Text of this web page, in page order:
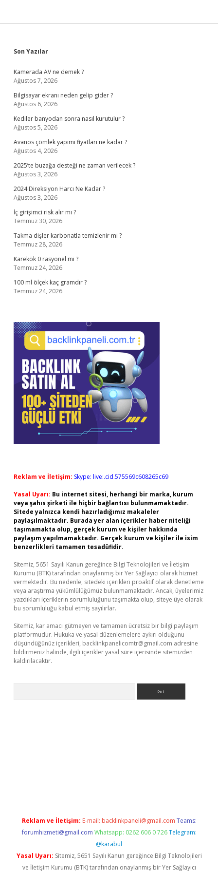
Sidebar
Son Yazılar
Kamerada AV ne demek ?
Ağustos 7, 2026
Bilgisayar ekranı neden gelip gider ?
Ağustos 6, 2026
Kediler banyodan sonra nasıl kurutulur ?
Ağustos 5, 2026
Avanos çömlek yapımı fiyatları ne kadar ?
Ağustos 4, 2026
2025’te buzağa desteği ne zaman verilecek ?
Ağustos 3, 2026
2024 Direksiyon Harcı Ne Kadar ?
Ağustos 3, 2026
İç girişimci risk alır mı ?
Temmuz 30, 2026
Takma dişler karbonatla temizlenir mi ?
Temmuz 28, 2026
Karekök 0 rasyonel mi ?
Temmuz 24, 2026
100 ml ölçek kaç gramdır ?
Temmuz 24, 2026
Reklam ve İletişim: Skype: live:.cid.575569c608265c69
Yasal Uyarı: Bu internet sitesi, herhangi bir marka, kurum
veya şahıs şirketi ile hiçbir bağlantısı bulunmamaktadır.
Sitede yalnızca kendi hazırladığımız makaleler
paylaşılmaktadır. Burada yer alan içerikler haber niteliği
taşımamakta olup, gerçek kurum ve kişiler hakkında
paylaşım yapılmamaktadır. Gerçek kurum ve kişiler ile isim
benzerlikleri tamamen tesadüfidir.
Sitemiz, 5651 Sayılı Kanun gereğince Bilgi Teknolojileri ve İletişim
Kurumu (BTK) tarafından onaylanmış bir Yer Sağlayıcı olarak hizmet
vermektedir. Bu nedenle, sitedeki içerikleri proaktif olarak denetleme
veya araştırma yükümlülüğümüz bulunmamaktadır. Ancak, üyelerimiz
yazdıkları içeriklerin sorumluluğunu taşımakta olup, siteye üye olarak
bu sorumluluğu kabul etmiş sayılırlar.
Sitemiz, kar amacı gütmeyen ve tamamen ücretsiz bir bilgi paylaşım
platformudur. Hukuka ve yasal düzenlemelere aykırı olduğunu
düşündüğünüz içerikleri, backlinkpanelicomtr@gmail.com adresine
bildirmeniz halinde, ilgili içerikler yasal süre içerisinde sitemizden
kaldırılacaktır.
Reklam ve İletişim: E-mail: backlinkpaneli@gmail.com Teams:
forumhizmeti@gmail.com Whatsapp: 0262 606 0 726 Telegram:
@karabul
Yasal Uyarı: Sitemiz, 5651 Sayılı Kanun gereğince Bilgi Teknolojileri
ve İletişim Kurumu (BTK) tarafından onaylanmış bir Yer Sağlayıcı